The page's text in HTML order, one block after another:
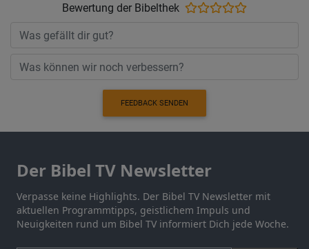
Bewertung der Bibelthek
FEEDBACK SENDEN
Der Bibel TV Newsletter
Verpasse keine Highlights. Der Bibel TV Newsletter mit
aktuellen Programmtipps, geistlichem Impuls und
Neuigkeiten rund um Bibel TV informiert Dich jede Woche.